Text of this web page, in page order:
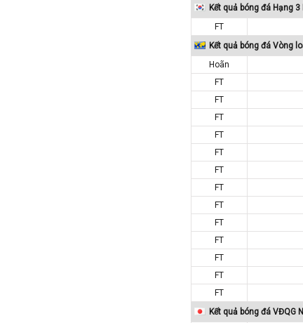
Kết quả bóng đá Hạng
FT
Kết quả bóng đá Vòng
Hoãn
FT
FT
FT
FT
FT
FT
FT
FT
FT
FT
FT
FT
FT
Kết quả bóng đá VĐQG